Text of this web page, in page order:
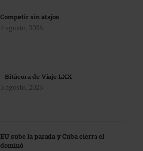
Competir sin atajos
4 agosto, 2026
Bitácora de Viaje LXX
3 agosto, 2026
EU sube la parada y Cuba cierra el
dominó